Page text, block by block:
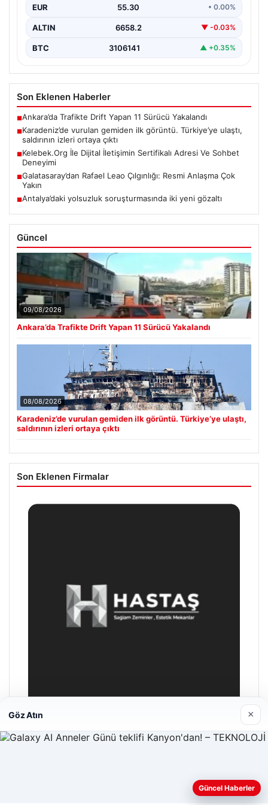
EUR 55.30 • 0.00%
ALTIN 6658.2 ▼ -0.03%
BTC 3106141 ▲ +0.35%
Son Eklenen Haberler
■Ankara’da Trafikte Drift Yapan 11 Sürücü Yakalandı
■Karadeniz’de vurulan gemiden ilk görüntü. Türkiye’ye ulaştı,
saldırının izleri ortaya çıktı
■Kelebek.Org İle Dijital İletişimin Sertifikalı Adresi Ve Sohbet
Deneyimi
■Galatasaray’dan Rafael Leao Çılgınlığı: Resmi Anlaşma Çok
Yakın
■Antalya’daki yolsuzluk soruşturmasında iki yeni gözaltı
Güncel
09/08/2026
Ankara’da Trafikte Drift Yapan 11 Sürücü Yakalandı
08/08/2026
Karadeniz’de vurulan gemiden ilk görüntü. Türkiye’ye ulaştı,
saldırının izleri ortaya çıktı
Son Eklenen Firmalar
Hastaş Beton
Web sitemizi nasıl kullandığınızı daha iyi anlayabilmek,
Göz Atın ×
Güncel Haberler